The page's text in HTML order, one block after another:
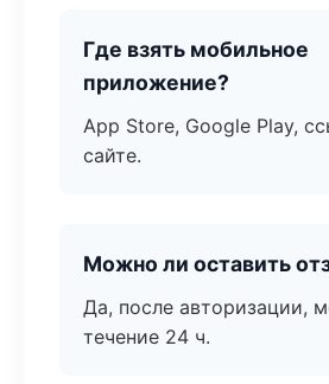
Где взять мобильное
приложение?
App Store, Google Play,
сайте.
Можно ли оставить
Да, после авторизации,
течение 24 ч.